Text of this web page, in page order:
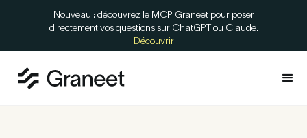
Nouveau : découvrez le MCP Graneet pour poser
directement vos questions sur ChatGPT ou Claude.
Découvrir